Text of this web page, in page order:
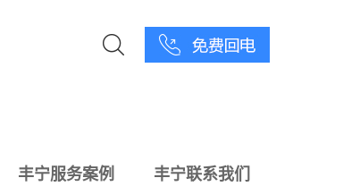
丰宁服务案例 丰宁联系我们